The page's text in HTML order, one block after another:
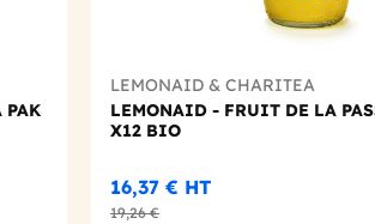
PAK
LEMONAID & CHARITEA
LEMONAID - FRUIT DE LA
X12 BIO
16,37 € HT
19,26 €